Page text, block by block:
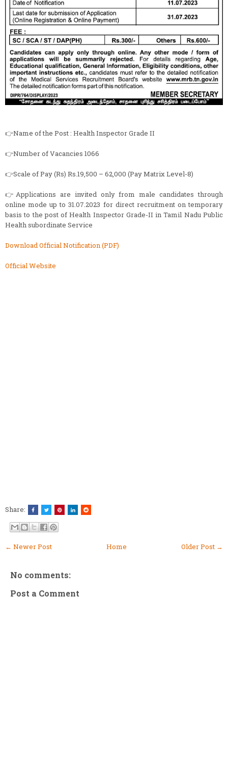
👉Name of the Post : Health Inspector Grade II
👉Number of Vacancies 1066
👉Scale of Pay (Rs) Rs.19,500 – 62,000 (Pay Matrix Level-8)
👉Applications are invited only from male candidates through
online mode up to 31.07.2023 for direct recruitment on temporary
basis to the post of Health Inspector Grade-II in Tamil Nadu Public
Health subordinate Service
Download Official Notification (PDF)
Official Website
Share:
← Newer Post Older Post →
Home
No comments:
Post a Comment